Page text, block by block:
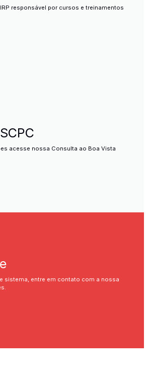
responsável por cursos e treinamentos
acesse nossa Consulta ao Boa Vista
sistema, entre em contato com a nossa